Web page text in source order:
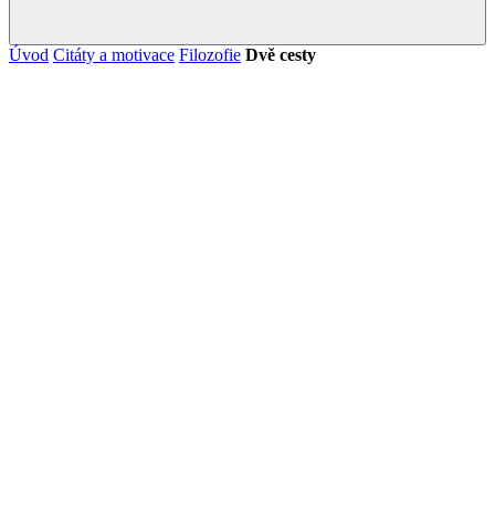
Úvod Citáty a motivace Filozofie Dvě cesty